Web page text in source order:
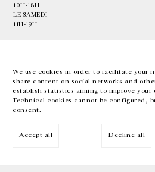
We use cookies in order to facilitate your
share content on social networks and
establish statistics aiming to improve your
Technical cookies cannot be configured,
consent.
Accept all Decline all
10H-18H
LE SAMEDI
11H-19H
EN FR 中文 Facebook Instagram
Inscrivez-vous à notre newsletter